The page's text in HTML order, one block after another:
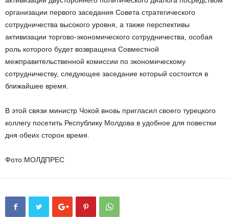
организации первого заседания Совета стратегического
сотрудничества высокого уровня, а также перспективы
активизации торгово-экономического сотрудничества, особая
роль которого будет возвращена Совместной
межправительственной комиссии по экономическому
сотрудничеству, следующее заседание который состоится в
ближайшее время.
В этой связи министр Чокой вновь пригласил своего турецкого
коллегу посетить Республику Молдова в удобное для повестки
дня обеих сторон время.
Фото:МОЛДПРЕС